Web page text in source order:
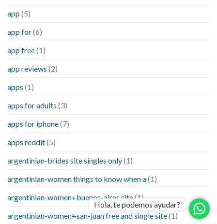
app (5)
app for(6)
app free(1)
app reviews (2)
apps (1)
apps for adults (3)
apps for iphone(7)
apps reddit(5)
argentinian-brides site singles only(1)
argentinian-women things to know when a(1)
argentinian-women+buenos-aires site(1)
argentinian-women+san-juan free and single site(1)
Hola, te podemos ayudar?